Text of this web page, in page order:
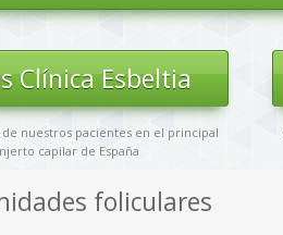
Clínica Esbeltia
de nuestros pacientes en el principal
capilar de España
foliculares